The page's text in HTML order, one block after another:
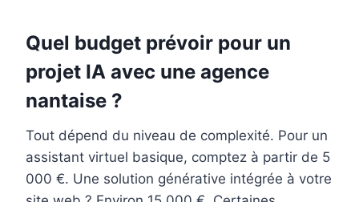
Quel budget prévoir pour un
projet IA avec une agence
nantaise ?
Tout dépend du niveau de complexité. Pour un
assistant virtuel basique, comptez à partir de 5
000 €. Une solution générative intégrée à votre